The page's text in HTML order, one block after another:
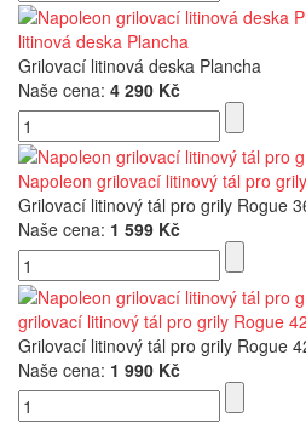
litinová deska Plancha
Grilovací litinová deska Plancha
Naše cena: 4 290 Kč
Napoleon grilovací litinový tál pro
Grilovací litinový tál pro grily Rogue
Naše cena: 1 599 Kč
grilovací litinový tál pro grily Rogue
Grilovací litinový tál pro grily Rogue
Naše cena: 1 990 Kč